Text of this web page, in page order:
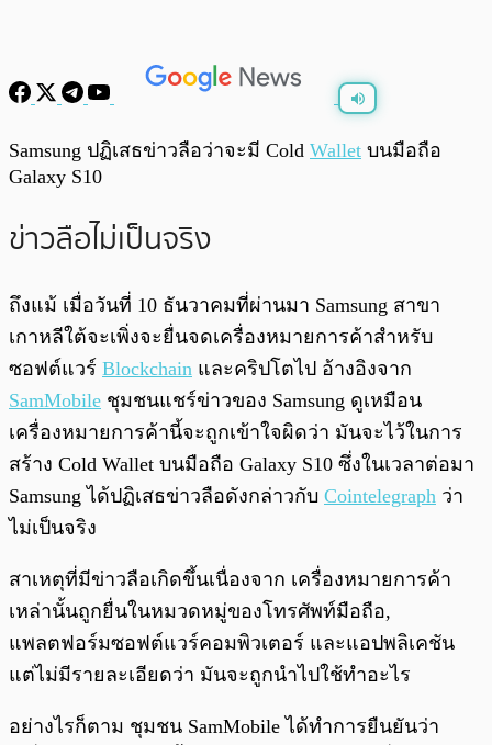
พร้อมเล่น 0:00/ 0:00
Samsung ปฏิเสธข่าวลือว่าจะมี Cold Wallet บนมือถือ
Galaxy S10
ข่าวลือไม่เป็นจริง
ถึงแม้ เมื่อวันที่ 10 ธันวาคมที่ผ่านมา Samsung สาขา
เกาหลีใต้จะเพิ่งจะยื่นจดเครื่องหมายการค้าสำหรับ
ซอฟต์แวร์ Blockchain และคริปโตไป อ้างอิงจาก
SamMobile ชุมชนแชร์ข่าวของ Samsung ดูเหมือน
เครื่องหมายการค้านี้จะถูกเข้าใจผิดว่า มันจะไว้ในการ
สร้าง Cold Wallet บนมือถือ Galaxy S10 ซึ่งในเวลาต่อมา
Samsung ได้ปฏิเสธข่าวลือดังกล่าวกับ Cointelegraph ว่า
ไม่เป็นจริง
สาเหตุที่มีข่าวลือเกิดขึ้นเนื่องจาก เครื่องหมายการค้า
เหล่านั้นถูกยื่นในหมวดหมู่ของโทรศัพท์มือถือ,
แพลตฟอร์มซอฟต์แวร์คอมพิวเตอร์ และแอปพลิเคชัน
แต่ไม่มีรายละเอียดว่า มันจะถูกนำไปใช้ทำอะไร
อย่างไรก็ตาม ชุมชน SamMobile ได้ทำการยืนยันว่า